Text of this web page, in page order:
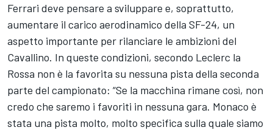
Ferrari deve pensare a sviluppare e, soprattutto,
aumentare il carico aerodinamico della SF-24, un
aspetto importante per rilanciare le ambizioni del
Cavallino. In queste condizioni, secondo Leclerc la
Rossa non è la favorita su nessuna pista della seconda
parte del campionato: “Se la macchina rimane così, non
credo che saremo i favoriti in nessuna gara. Monaco è
stata una pista molto, molto specifica sulla quale siamo